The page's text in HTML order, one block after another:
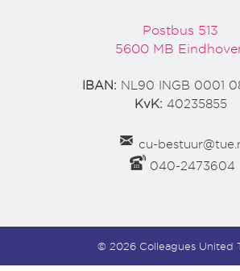
Postbus 513
5600 MB
IBAN: NL90 INGB 0001
KvK: 40235855
cu-
040-2473604
© 2026 Colleagues United